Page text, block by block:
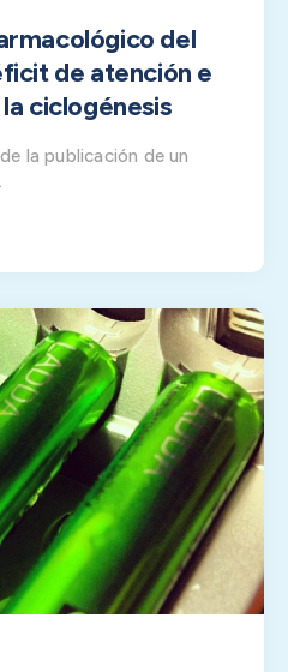
del
de atención e
ciclogénesis
la publicación de un